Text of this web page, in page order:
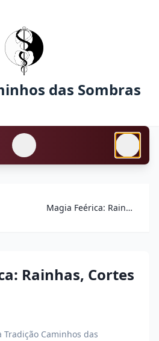
das Sombras
Magia Feérica: Rainhas, Cortes e Mistérios
Rainhas, Cortes
Tradição Caminhos das